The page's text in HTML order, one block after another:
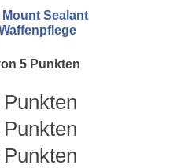
Sealant
5 Punkten